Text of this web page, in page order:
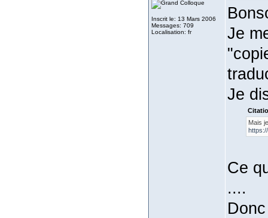
Inscrit le: 13 Mars 2006
Messages: 709
Localisation: fr
Je
Je
Mais
Ce
....